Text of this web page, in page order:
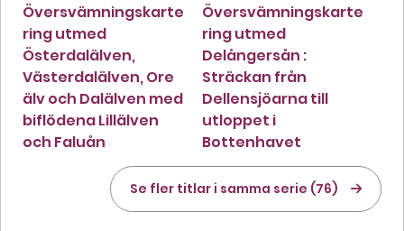
Översvämningskarte
ring utmed
Österdalälven,
Västerdalälven, Ore
älv och Dalälven med
biflödena Lillälven
och Faluån
Översvämningskarte
ring utmed
Delångersån :
Sträckan från
Dellensjöarna till
utloppet i
Bottenhavet
Se fler titlar i samma serie (76)